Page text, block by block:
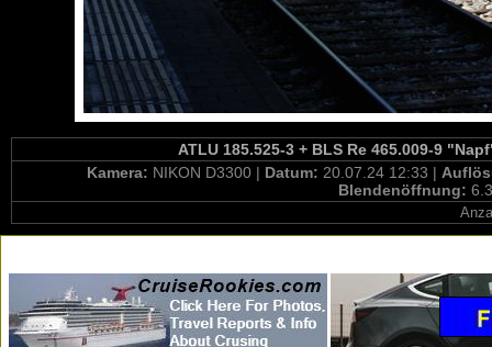
ATLU 185.525-3 + BLS Re 465.009-9
Kamera: NIKON D3300 | Datum: 20.07.24 12:33 |
Blendenöffnung: